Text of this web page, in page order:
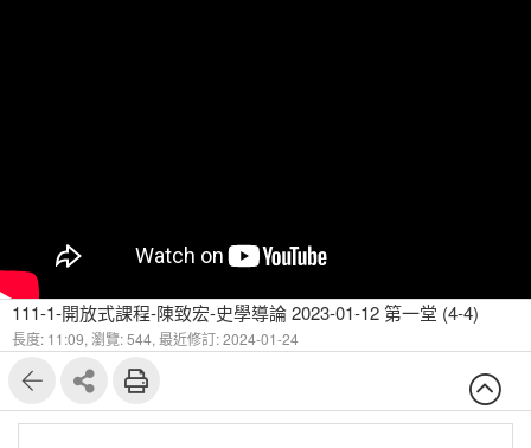
111-1-開放式課程-陳致宏-史學導論 2023-01-12 第一堂 (4-4)
長度: 11:09, 瀏覽: 544, 最近修訂: 2024-01-24